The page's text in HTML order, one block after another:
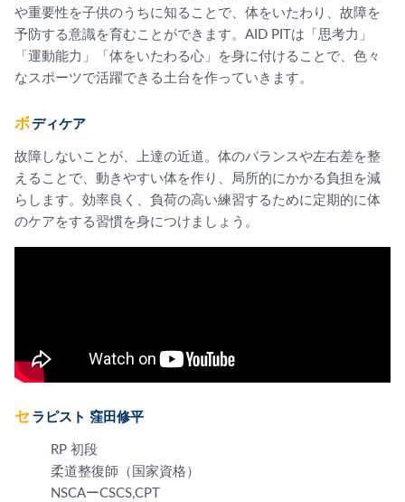
や重要性を子供のうちに知ることで、体をいたわり、故障を
予防する意識を育むことができます。AID PITは「思考力」
「運動能力」「体をいたわる心」を身に付けることで、色々
なスポーツで活躍できる土台を作っていきます。
ボディケア
故障しないことが、上達の近道。体のバランスや左右差を整
えることで、動きやすい体を作り、局所的にかかる負担を減
らします。効率良く、負荷の高い練習するために定期的に体
のケアをする習慣を身につけましょう。
セラピスト 窪田修平
RP 初段
柔道整復師（国家資格）
NSCAーCSCS,CPT